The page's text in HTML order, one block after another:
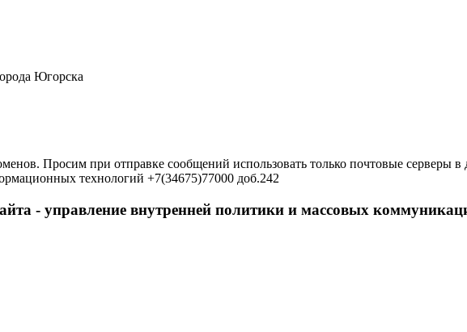
Югорска
Просим при отправке сообщений использовать только почтовые серверы
технологий +7(34675)77000 доб.242
- управление внутренней политики и массовых